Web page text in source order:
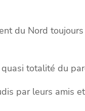
du Nord
totalité du
par leurs amis